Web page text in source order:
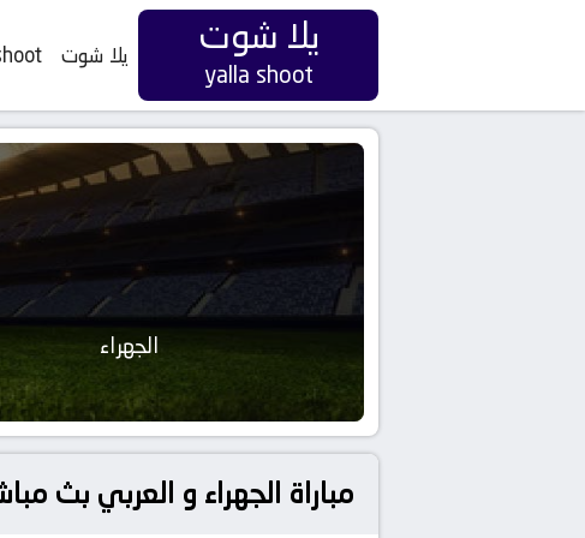
يلا شوت
yalla shoot
يلا شوت
الجهراء
مباراة الجهراء و العربي بث